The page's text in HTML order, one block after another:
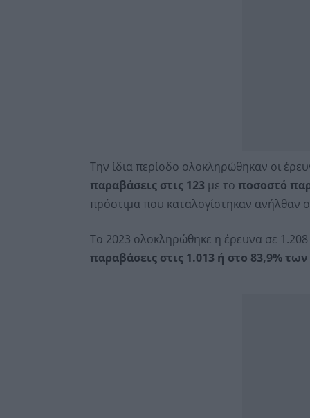
Την ίδια περίοδο ολοκληρώθηκαν οι
παραβάσεις στις 123 με το ποσοστό
πρόστιμα που καταλογίστηκαν ανήλθαν
Το 2023 ολοκληρώθηκε η έρευνα σε
παραβάσεις στις 1.013 ή στο 83,9%